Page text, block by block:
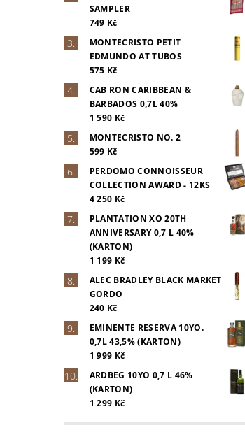
SAMPLER
749 Kč
MONTECRISTO PETIT
EDMUNDO AT TUBOS
575 Kč
CAB RON CARIBBEAN &
BARBADOS 0,7L 40%
1 590 Kč
MONTECRISTO NO. 2
599 Kč
PERDOMO CONNOISSEUR
COLLECTION AWARD - 12KS
4 250 Kč
PLANTATION XO 20TH
ANNIVERSARY 0,7 L 40%
(KARTON)
1 199 Kč
ALEC BRADLEY BLACK MARKET
GORDO
240 Kč
EMINENTE RESERVA 10YO.
0,7L 43,5% (KARTON)
1 999 Kč
ARDBEG 10YO 0,7 L 46%
(KARTON)
1 299 Kč